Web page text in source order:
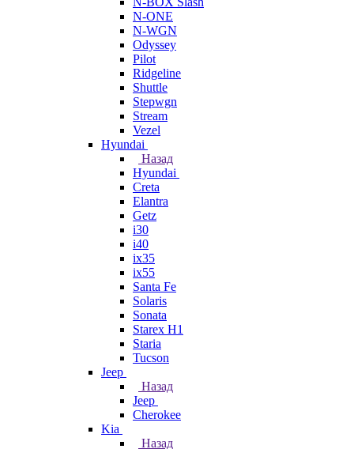
N-ONE
N-WGN
Odyssey
Pilot
Ridgeline
Shuttle
Stepwgn
Stream
Vezel
Hyundai
Назад
Hyundai
Creta
Elantra
Getz
i30
i40
ix35
ix55
Santa Fe
Solaris
Sonata
Starex H1
Staria
Tucson
Jeep
Назад
Jeep
Cherokee
Kia
Назад